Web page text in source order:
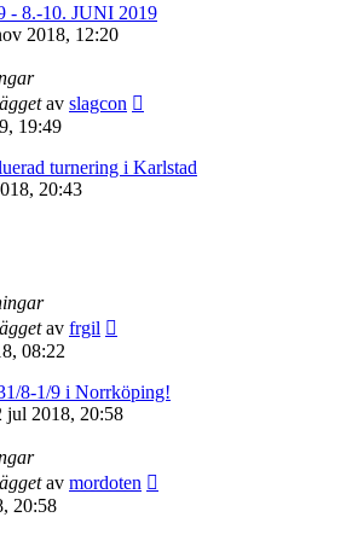
- 8.-10. JUNI 2019
2018, 12:20
av slagcon
19:49
turnering i Karlstad
20:43
av frgil
08:22
8-1/9 i Norrköping!
jul 2018, 20:58
av mordoten
20:58